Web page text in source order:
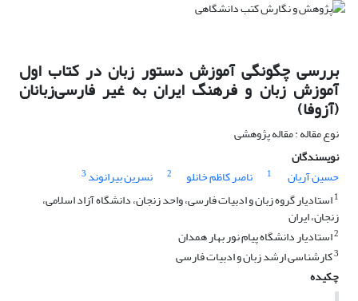
بررسی چگونگی آموزش دستور زبان در کتاب اول
آموزش زبان و فرهنگ ایران به غیر فارسی‌زبانان
(آزوفا)
نوع مقاله : مقاله پژوهشی
نویسندگان
حسین آریان
1 ناصر کاظم خانلو 2 نسرین بیرانوند 3
1استادیار گروه زبان و ادبیات فارسی، واحد زنجان، دانشگاه آزاد اسلامی،
زنجان، ایران
2استادیار دانشگاه پیام نور بهار همدان
3کارشناسی ارشد زبان و ادبیات فارسی
چکیده